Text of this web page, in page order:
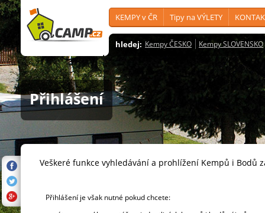
KEMPY v ČR Tipy na VÝLETY
hledej: Kempy ČESKO Kempy SLOVENSKO
Přihlášení
Veškeré funkce vyhledávání a prohlížení Kempů i
Přihlášení je však nutné pokud chcete: